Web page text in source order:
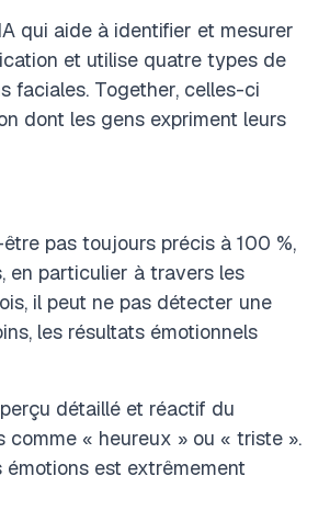
qui aide à identifier et mesurer
et utilise quatre types de
faciales. Together, celles-ci
dont les gens expriment leurs
pas toujours précis à 100 %,
en particulier à travers les
il peut ne pas détecter une
les résultats émotionnels
détaillé et réactif du
« heureux » ou « triste ».
est extrêmement